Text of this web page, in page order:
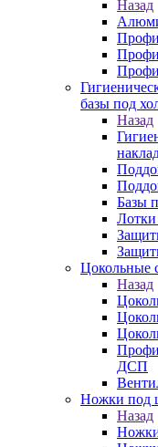
Назад
базы под
Назад
Базы
Цокольные
Назад
ДСП
Ножки под
Назад
Ножки